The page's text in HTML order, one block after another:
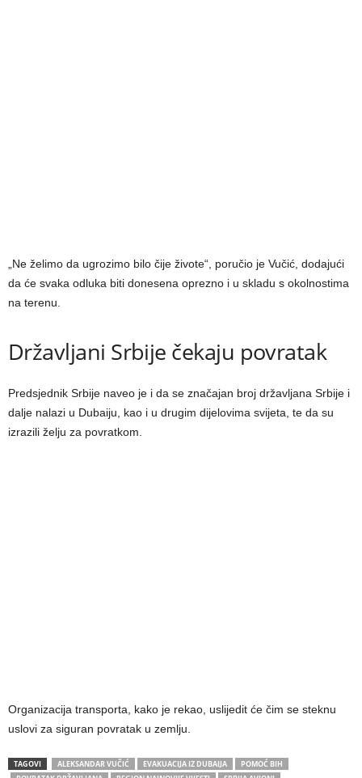
„Ne želimo da ugrozimo bilo čije živote“, poručio je Vučić, dodajući
da će svaka odluka biti donesena oprezno i u skladu s okolnostima
na terenu.
Državljani Srbije čekaju povratak
Predsjednik Srbije naveo je i da se značajan broj državljana Srbije i
dalje nalazi u Dubaiju, kao i u drugim dijelovima svijeta, te da su
izrazili želju za povratkom.
Organizacija transporta, kako je rekao, uslijedit će čim se steknu
uslovi za siguran povratak u zemlju.
TAGOVI ALEKSANDAR VUČIĆ EVAKUACIJA IZ DUBAIJA
POMOĆ BIH